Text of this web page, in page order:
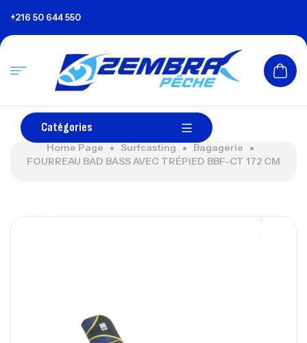
+216 50 644 550
Catégories
Home Page Surfcasting
Bagagerie
FOURREAU BAD BASS AVEC TRÉPIED BBF-CT 172 CM